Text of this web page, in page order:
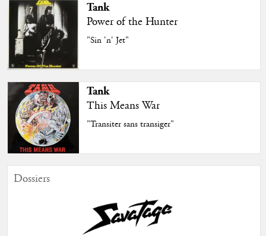
Tank
Power of the Hunter
"Sin 'n' Jet"
Tank
This Means War
"Transiter sans transiger"
Dossiers